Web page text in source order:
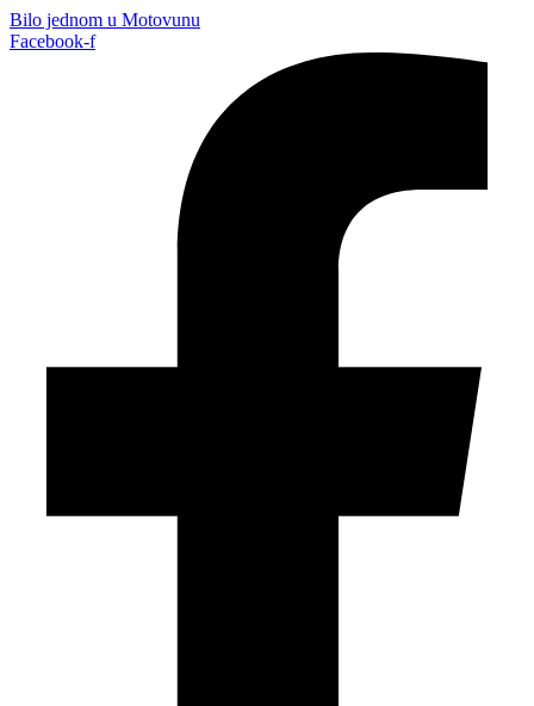
Bilo jednom u Motovunu
Facebook-f